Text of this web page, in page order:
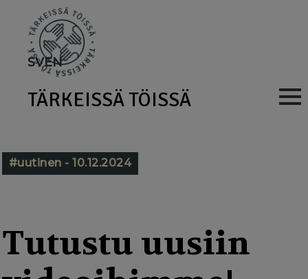
main
content
SVEN
TÄRKEISSÄ TÖISSÄ
a
v
#uutinen - 10.12.2024
Tutustu uusiin